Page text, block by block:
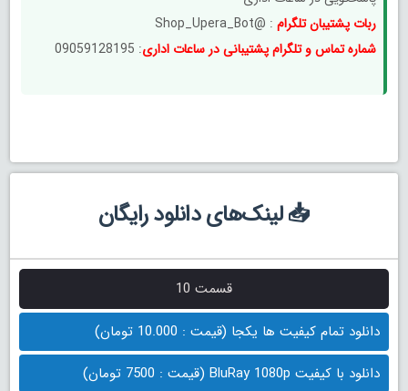
ربات پشتیبان تلگرام : @Shop_Upera_Bot
شماره تماس و تلگرام پشتیبانی در ساعات اداری: 09059128195
📥 لینک‌های دانلود رایگان
قسمت 10
دانلود تمام کیفیت ها یکجا (قیمت : 10.000 تومان)
دانلود با کیفیت BluRay 1080p (قیمت : 7500 تومان)